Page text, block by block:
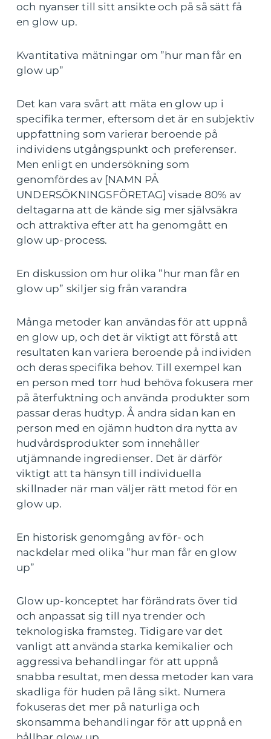
och nyanser till sitt ansikte och på så sätt få
en glow up.
Kvantitativa mätningar om ”hur man får en
glow up”
Det kan vara svårt att mäta en glow up i
specifika termer, eftersom det är en subjektiv
uppfattning som varierar beroende på
individens utgångspunkt och preferenser.
Men enligt en undersökning som
genomfördes av [NAMN PÅ
UNDERSÖKNINGSFÖRETAG] visade 80% av
deltagarna att de kände sig mer självsäkra
och attraktiva efter att ha genomgått en
glow up-process.
En diskussion om hur olika ”hur man får en
glow up” skiljer sig från varandra
Många metoder kan användas för att uppnå
en glow up, och det är viktigt att förstå att
resultaten kan variera beroende på individen
och deras specifika behov. Till exempel kan
en person med torr hud behöva fokusera mer
på återfuktning och använda produkter som
passar deras hudtyp. Å andra sidan kan en
person med en ojämn hudton dra nytta av
hudvårdsprodukter som innehåller
utjämnande ingredienser. Det är därför
viktigt att ta hänsyn till individuella
skillnader när man väljer rätt metod för en
glow up.
En historisk genomgång av för- och
nackdelar med olika ”hur man får en glow
up”
Glow up-konceptet har förändrats över tid
och anpassat sig till nya trender och
teknologiska framsteg. Tidigare var det
vanligt att använda starka kemikalier och
aggressiva behandlingar för att uppnå
snabba resultat, men dessa metoder kan vara
skadliga för huden på lång sikt. Numera
fokuseras det mer på naturliga och
skonsamma behandlingar för att uppnå en